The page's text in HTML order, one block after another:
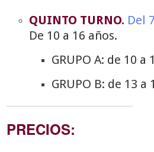
QUINTO TURNO. Del
De 10 a 16 años.
GRUPO A: de 10 a
GRUPO B: de 13 a
PRECIOS: